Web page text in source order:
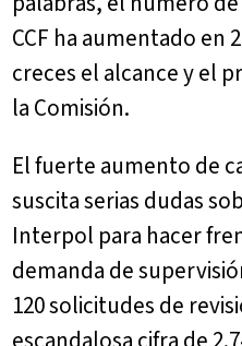
CCF ha aumentado en
creces el alcance y el
la Comisión.
El fuerte aumento de
suscita serias dudas
Interpol para hacer
demanda de
120 solicitudes de